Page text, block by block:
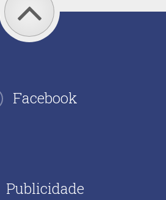
Facebook
Publicidade